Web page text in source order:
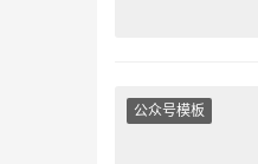
公众号模板